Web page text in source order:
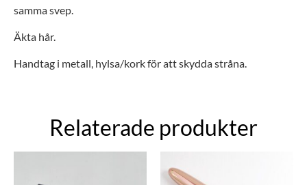
samma svep.
Äkta hår.
Handtag i metall, hylsa/kork för att skydda stråna.
Relaterade produkter